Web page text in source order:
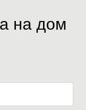
на дом